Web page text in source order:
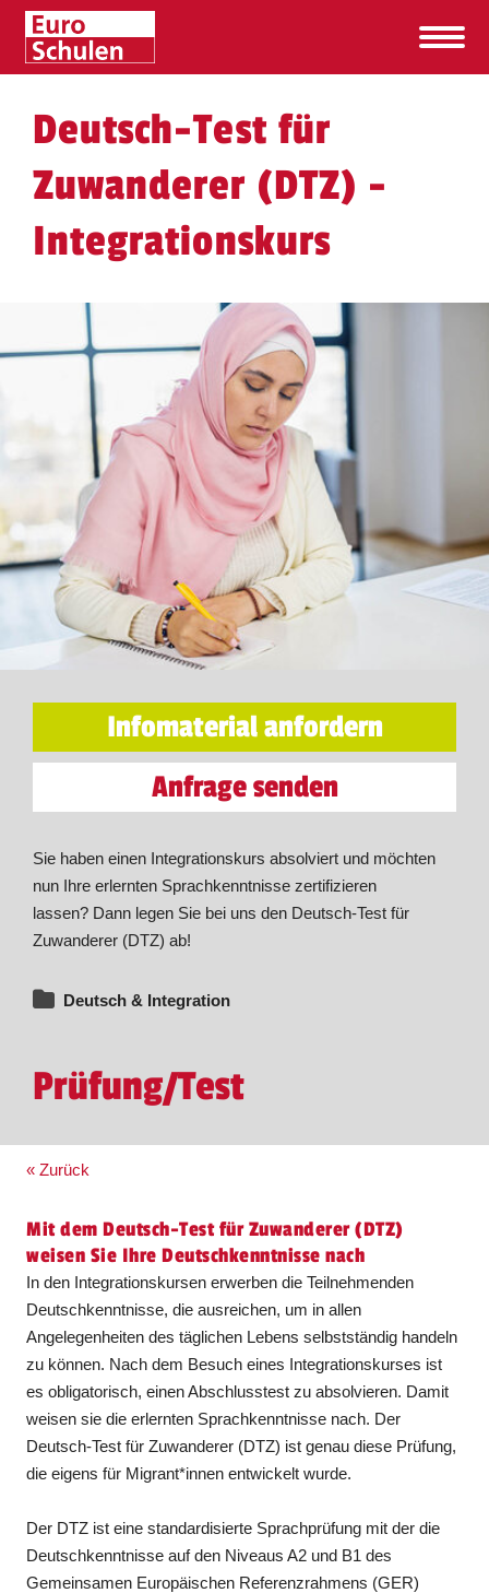
Deutsch-Test für
Zuwanderer (DTZ) -
Integrationskurs
Infomaterial anfordern
Anfrage senden
Sie haben einen Integrationskurs absolviert und möchten
nun Ihre erlernten Sprachkenntnisse zertifizieren
lassen? Dann legen Sie bei uns den Deutsch-Test für
Zuwanderer (DTZ) ab!
Deutsch & Integration
Prüfung/Test
« Zurück
Mit dem Deutsch-Test für Zuwanderer (DTZ)
weisen Sie Ihre Deutschkenntnisse nach
In den Integrationskursen erwerben die Teilnehmenden
Deutschkenntnisse, die ausreichen, um in allen
Angelegenheiten des täglichen Lebens selbstständig handeln
zu können. Nach dem Besuch eines Integrationskurses ist
es obligatorisch, einen Abschlusstest zu absolvieren. Damit
weisen sie die erlernten Sprachkenntnisse nach. Der
Deutsch-Test für Zuwanderer (DTZ) ist genau diese Prüfung,
die eigens für Migrant*innen entwickelt wurde.
Der DTZ ist eine standardisierte Sprachprüfung mit der die
Deutschkenntnisse auf den Niveaus A2 und B1 des
Gemeinsamen Europäischen Referenzrahmens (GER)